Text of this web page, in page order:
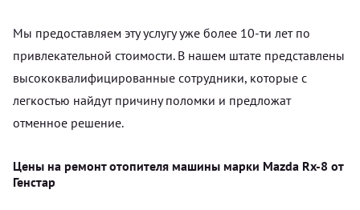
Мы предоставляем эту услугу уже более 10-ти лет по
привлекательной стоимости. В нашем штате представлены
высококвалифицированные сотрудники, которые с
легкостью найдут причину поломки и предложат
отменное решение.
Цены на ремонт отопителя машины марки Mazda Rx-8 от
Генстар